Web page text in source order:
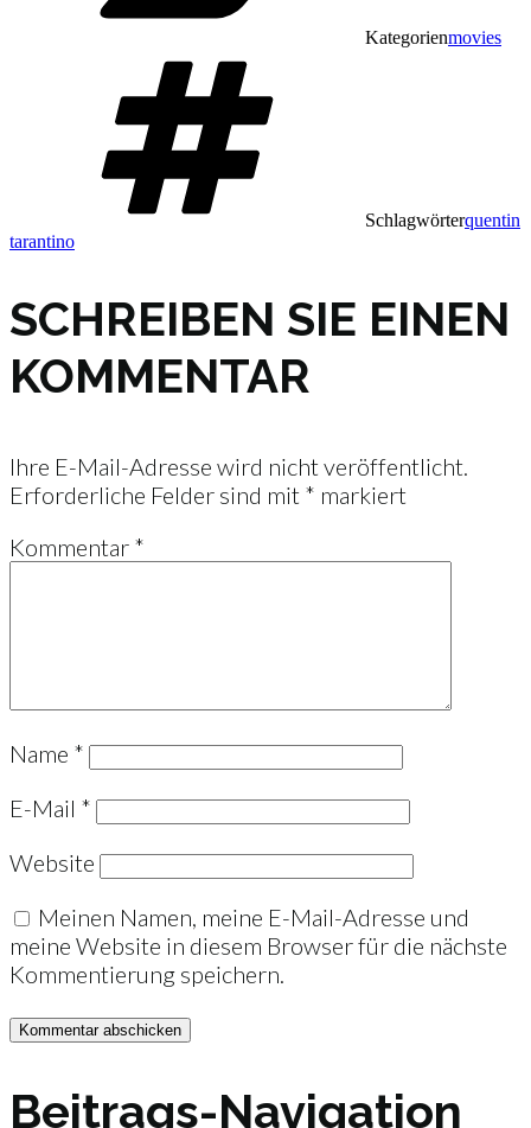
Kategorienmovies
Schlagwörterquentin
tarantino
SCHREIBEN SIE EINEN
KOMMENTAR
Ihre E-Mail-Adresse wird nicht veröffentlicht.
Erforderliche Felder sind mit * markiert
Kommentar *
Name *
E-Mail *
Website
Meinen Namen, meine E-Mail-Adresse und
meine Website in diesem Browser für die nächste
Kommentierung speichern.
Beitrags-Navigation